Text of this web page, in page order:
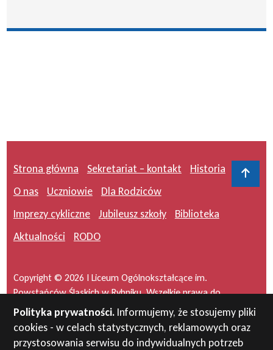
Polityka prywatności. Informujemy, że stosujemy pliki
cookies - w celach statystycznych, reklamowych oraz
przystosowania serwisu do indywidualnych potrzeb
Strona główna Sekretariat – kontakt
Historia
O nas
Uczniowie
Dla Rodziców
Imprezy cykliczne
Jubileusz szkoły
Biblioteka
Aktualności
RODO
Copyright © 2026 I Liceum Ogólnokształcące im.
Powstańców Śląskich w Rybniku. Wszelkie prawa do
serwisu zastrzeżone.
Projekt i wykonanie: masideas.pl
Do